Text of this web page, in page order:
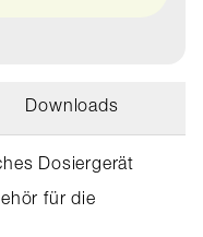
Downloads
Dosiergerät
für die